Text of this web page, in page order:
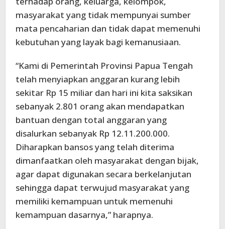
masyarakat yang tidak mempunyai sumber
mata pencaharian dan tidak dapat memenuhi
kebutuhan yang layak bagi kemanusiaan.
“Kami di Pemerintah Provinsi Papua Tengah
telah menyiapkan anggaran kurang lebih
sekitar Rp 15 miliar dan hari ini kita saksikan
sebanyak 2.801 orang akan mendapatkan
bantuan dengan total anggaran yang
disalurkan sebanyak Rp 12.11.200.000.
Diharapkan bansos yang telah diterima
dimanfaatkan oleh masyarakat dengan bijak,
agar dapat digunakan secara berkelanjutan
sehingga dapat terwujud masyarakat yang
memiliki kemampuan untuk memenuhi
kemampuan dasarnya,” harapnya.